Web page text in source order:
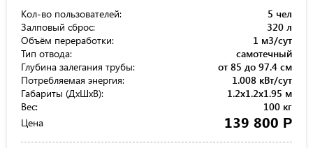
Кол-во пользователей:
5 чел
Залповый сброс:
320 л
Объём переработки:
1 м3/сут
Тип отвода:
самотечный
Глубина залегания трубы:
от 85 до 97.4 см
Потребляемая энергия:
1.008 кВт/сут
Габариты (ДхШхВ):
1.2x1.2x1.95 м
Вес:
100 кг
Цена
139 800 Р